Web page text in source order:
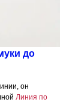
до
он
Линия по